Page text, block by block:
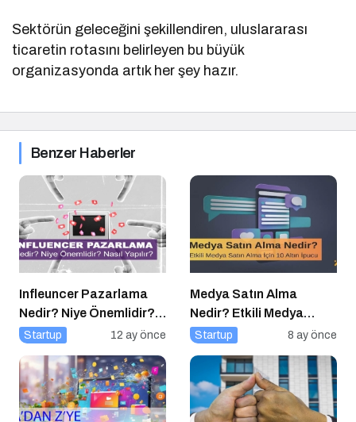
Sektörün geleceğini şekillendiren, uluslararası
ticaretin rotasını belirleyen bu büyük
organizasyonda artık her şey hazır.
Benzer Haberler
Infleuncer Pazarlama
Nedir? Niye Önemlidir?
Influencer Pazarlama
Startup 12 ay önce
Medya Satın Alma
Nedir? Etkili Medya
Satın Alma İçin 10 Altın
Startup 8 ay önce